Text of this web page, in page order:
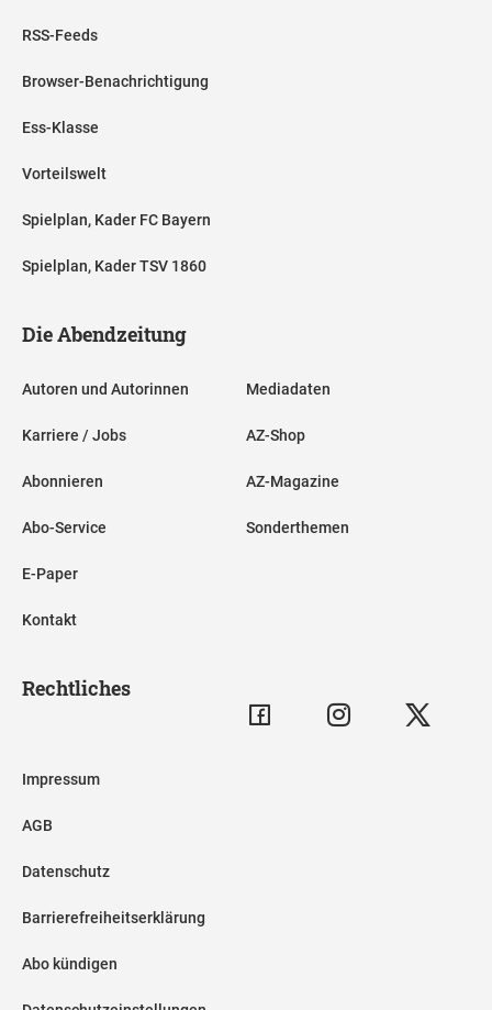
RSS-Feeds
Browser-Benachrichtigung
Ess-Klasse
Vorteilswelt
Spielplan, Kader FC Bayern
Spielplan, Kader TSV 1860
Die Abendzeitung
Autoren und Autorinnen
Karriere / Jobs
Abonnieren
Abo-Service
E-Paper
Kontakt
Mediadaten
AZ-Shop
AZ-Magazine
Sonderthemen
Rechtliches
Impressum
AGB
Datenschutz
Barrierefreiheitserklärung
Abo kündigen